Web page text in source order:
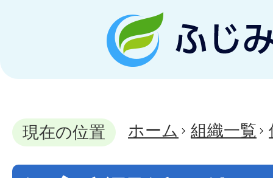
現在の位置 ホーム 組織一覧